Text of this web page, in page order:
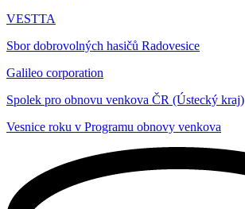
VESTTA
Sbor dobrovolných hasičů Radovesice
Galileo corporation
Spolek pro obnovu venkova ČR (Ústecký kraj)
Vesnice roku v Programu obnovy venkova